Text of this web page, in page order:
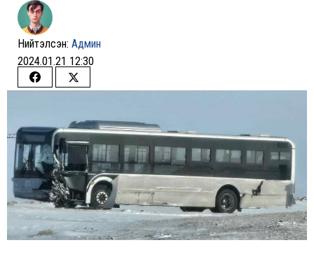
Нийтэлсэн: Админ
2024.01.21 12:30
Share
Facebook
Share
Twitter